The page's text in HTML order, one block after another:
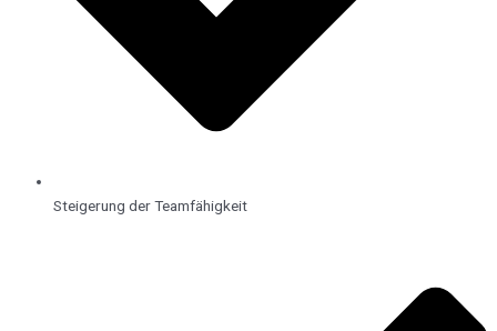
Steigerung der Teamfähigkeit